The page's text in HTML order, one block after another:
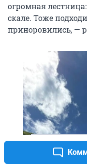
огромная
скале. Тоже
приноровились, —